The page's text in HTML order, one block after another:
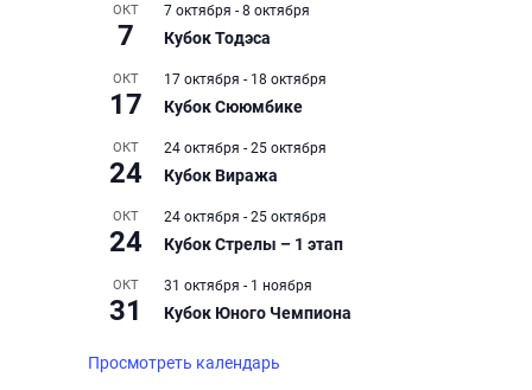
ОКТ
7
7 октября - 8 октября
Кубок Тодэса
ОКТ
17
17 октября - 18 октября
Кубок Сююмбике
ОКТ
24
24 октября - 25 октября
Кубок Виража
ОКТ
24
24 октября - 25 октября
Кубок Стрелы – 1 этап
ОКТ
31
31 октября - 1 ноября
Кубок Юного Чемпиона
Просмотреть календарь